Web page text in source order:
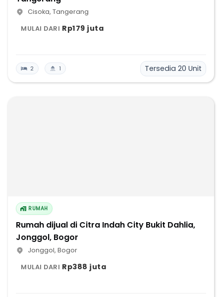
Cisoka, Tangerang
MULAI DARI Rp179 juta
2 1 Tersedia 20 Unit
RUMAH
Rumah dijual di Citra Indah City Bukit Dahlia,
Jonggol, Bogor
Jonggol, Bogor
MULAI DARI Rp388 juta